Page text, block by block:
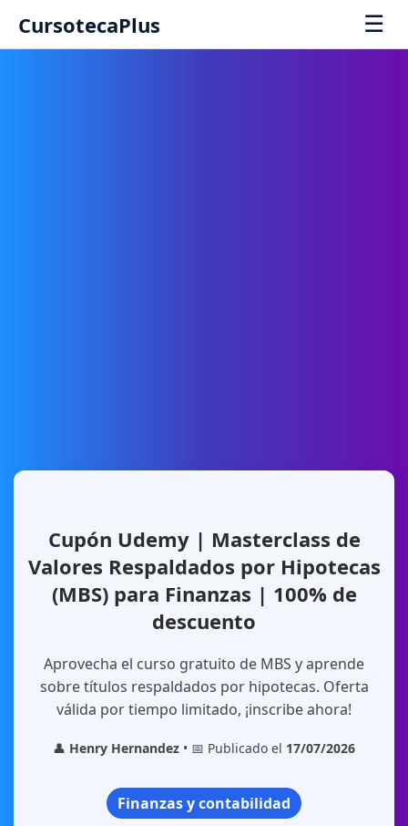
CursotecaPlus ☰
Cupón Udemy | Masterclass de
Valores Respaldados por Hipotecas
(MBS) para Finanzas | 100% de
descuento
Aprovecha el curso gratuito de MBS y aprende
sobre títulos respaldados por hipotecas. Oferta
válida por tiempo limitado, ¡inscribe ahora!
👤 Henry Hernandez • 📅 Publicado el 17/07/2026
Finanzas y contabilidad